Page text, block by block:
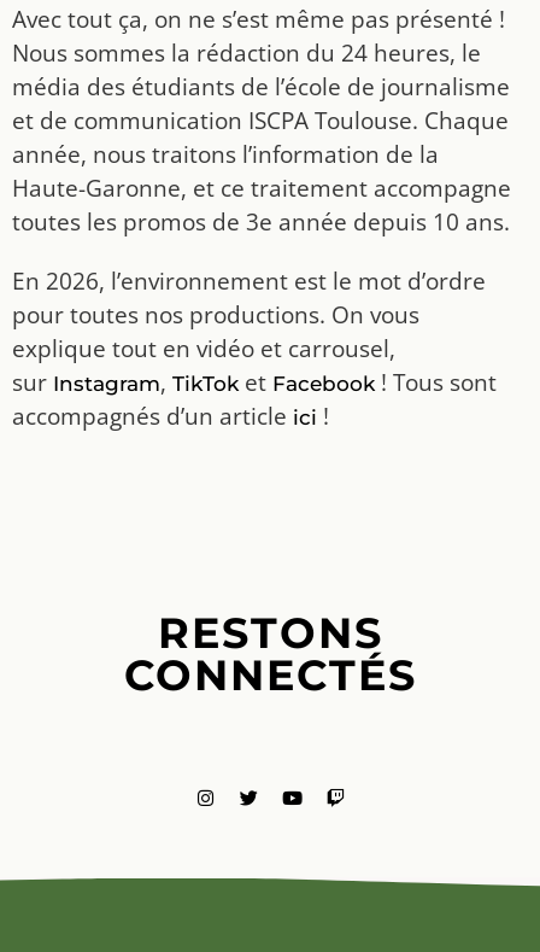
Avec tout ça, on ne s’est même pas présenté !
Nous sommes la rédaction du 24 heures, le
média des étudiants de l’école de journalisme
et de communication ISCPA Toulouse. Chaque
année, nous traitons l’information de la
Haute-Garonne, et ce traitement accompagne
toutes les promos de 3e année depuis 10 ans.
En 2026, l’environnement est le mot d’ordre
pour toutes nos productions. On vous
explique tout en vidéo et carrousel,
sur Instagram, TikToket Facebook! Tous sont
accompagnés d’un article ici !
RESTONS
CONNECTÉS